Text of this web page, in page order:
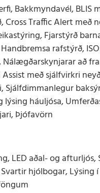
Bakkmyndavél, BLIS
Cross Traffic Alert með
Fjarstýrð
rafstýrð,
að
með sjálfvirkri
Sjálfdimmanlegur
lýsing háuljósa,
Þjófavörn
LED aðal- og afturljós,
hjólbogar, Lýsing í